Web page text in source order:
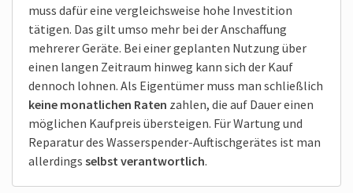
muss dafür eine vergleichsweise hohe Investition
tätigen. Das gilt umso mehr bei der Anschaffung
mehrerer Geräte. Bei einer geplanten Nutzung über
einen langen Zeitraum hinweg kann sich der Kauf
dennoch lohnen. Als Eigentümer muss man schließlich
keine monatlichen Raten zahlen, die auf Dauer einen
möglichen Kaufpreis übersteigen. Für Wartung und
Reparatur des Wasserspender-Auftischgerätes ist man
allerdings selbst verantwortlich.